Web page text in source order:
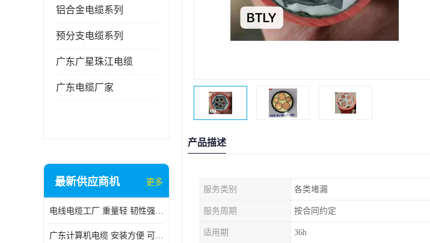
铝合金电缆系列
预分支电缆系列
广东广星珠江电缆
广东电缆厂家
最新供应商机 更多
电线电缆工厂 重量轻 韧性强 体积小 连接简单
广东计算机电缆 安装方便 可随意弯曲折叠
产品描述
服务类别 各类堵漏
服务周期 按合同约定
适用期 36h